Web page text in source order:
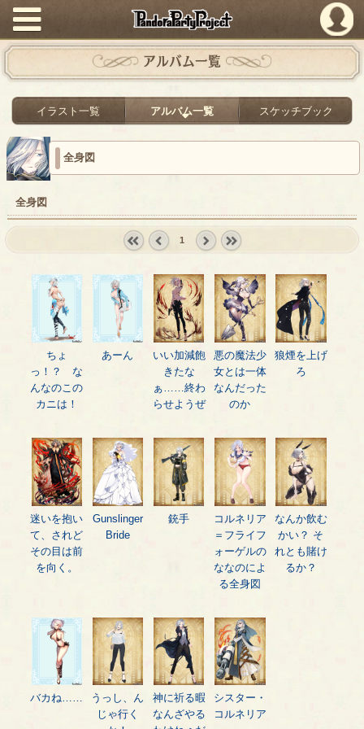
PandoraPartyProject
アルバム一覧
イラスト一覧 アルバム一覧 スケッチブック
全身図
全身図
prev
1
ちょ
っ！？ な
んなのこの
カニは！
あーん
いい加減飽
きたな
ぁ……終わ
らせようぜ
悪の魔法少
女とは一体
なんだった
のか
狼煙を上げ
ろ
迷いを抱い
て、されど
その目は前
を向く。
Gunslinger
Bride
銃手
コルネリア
＝フライフ
ォーゲルの
ななのによ
る全身図
なんか飲む
かい？ そ
れとも賭け
るか？
バカね……
うっし、ん
じゃ行く
神に祈る暇
なんざやる
シスター・
コルネリア